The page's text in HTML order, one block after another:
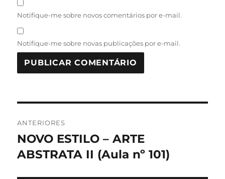
Notifique-me sobre novos comentários por e-mail.
Notifique-me sobre novas publicações por e-mail.
de
Post
ANTERIORES
Post
anterior:
NOVO ESTILO – ARTE
ABSTRATA II (Aula nº 101)